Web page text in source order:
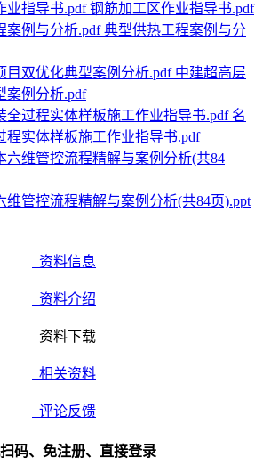
钢筋加工区作业指导书.pdf
典型供热工程案例与分
中建超高层
案例分析.pdf
名
程实体样板施工作业指导书.pdf
维管控流程精解与案例分析(共84页).ppt
资料信息
资料介绍
资料下载
相关资料
评论反馈
码、免注册、直接登录